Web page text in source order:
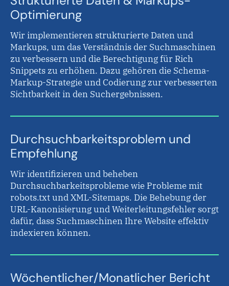
Optimierung
Wir implementieren strukturierte Daten und
Markups, um das Verständnis der Suchmaschinen
zu verbessern und die Berechtigung für Rich
Snippets zu erhöhen. Dazu gehören die Schema-
Markup-Strategie und Codierung zur verbesserten
Sichtbarkeit in den Suchergebnissen.
Durchsuchbarkeitsproblem und
Empfehlung
Wir identifizieren und beheben
Durchsuchbarkeitsprobleme wie Probleme mit
robots.txt und XML-Sitemaps. Die Behebung der
URL-Kanonisierung und Weiterleitungsfehler sorgt
dafür, dass Suchmaschinen Ihre Website effektiv
indexieren können.
Wöchentlicher/Monatlicher Bericht